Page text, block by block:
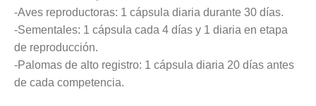
-Aves reproductoras: 1 cápsula diaria durante 30 días.
-Sementales: 1 cápsula cada 4 días y 1 diaria en etapa
de reproducción.
-Palomas de alto registro: 1 cápsula diaria 20 días antes
de cada competencia.